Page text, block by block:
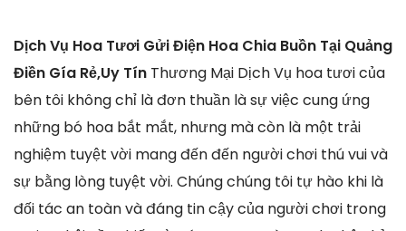
Dịch Vụ Hoa Tươi Gửi Điện Hoa Chia Buồn Tại Quảng
Điền Gía Rẻ,Uy Tín Thương Mại Dịch Vụ hoa tươi của
bên tôi không chỉ là đơn thuần là sự việc cung ứng
những bó hoa bắt mắt, nhưng mà còn là một trải
nghiệm tuyệt vời mang đến đến người chơi thú vui và
sự bằng lòng tuyệt vời. Chúng chúng tôi tự hào khi là
đối tác an toàn và đáng tin cậy của người chơi trong